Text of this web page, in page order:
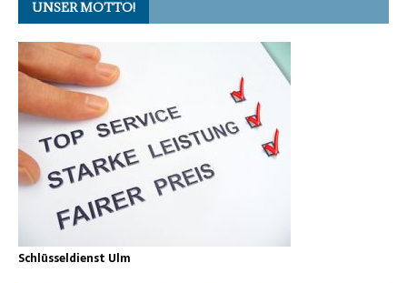
UNSER MOTTO!
Schlüsseldienst Ulm